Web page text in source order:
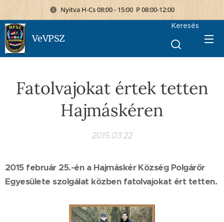
Nyitva H-Cs 08:00 - 15:00 P 08:00-12:00
VeVPSZ
Keresés
Fatolvajokat értek tetten
Hajmáskéren
2015.03.22
2015 február 25.-én a Hajmáskér Község Polgárőr
Egyesülete szolgálat közben fatolvajokat ért tetten.